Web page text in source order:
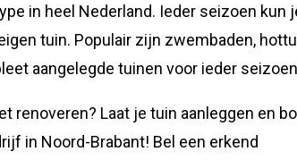
in heel Nederland. Ieder seizoen kun
tuin. Populair zijn zwembaden,
aangelegde tuinen voor ieder
renoveren? Laat je tuin aanleggen en
in Noord-Brabant! Bel een erkend